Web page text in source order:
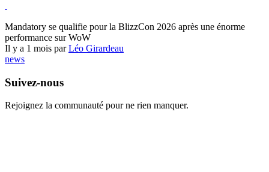
Mandatory se qualifie pour la BlizzCon 2026 après une énorme
performance sur WoW
Il y a 1 mois parLéo Girardeau
news
Suivez-nous
Rejoignez la communauté pour ne rien manquer.